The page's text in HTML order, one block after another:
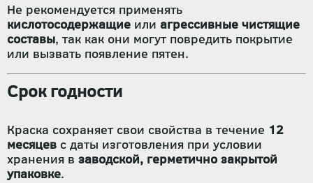
Не рекомендуется применять
кислотосодержащие или агрессивные чистящие
составы, так как они могут повредить покрытие
или вызвать появление пятен.
Срок годности
Краска сохраняет свои свойства в течение 12
месяцев с даты изготовления при условии
хранения в заводской, герметично закрытой
упаковке.